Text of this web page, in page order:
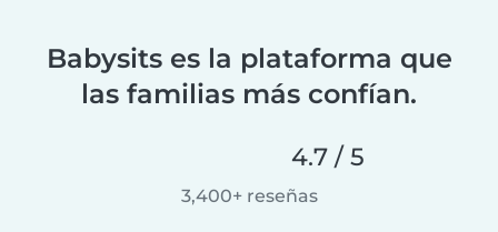
Babysits es la plataforma que
las familias más confían.
4.7 / 5
3,400+ reseñas